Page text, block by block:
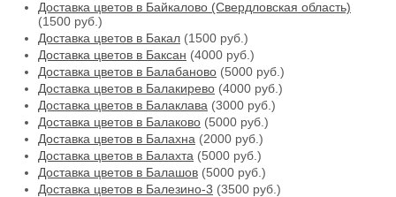
Доставка цветов в Байкалово (Свердловская область)
(1500 руб.)
Доставка цветов в Бакал (1500 руб.)
Доставка цветов в Баксан (4000 руб.)
Доставка цветов в Балабаново (5000 руб.)
Доставка цветов в Балакирево (4000 руб.)
Доставка цветов в Балаклава (3000 руб.)
Доставка цветов в Балаково (5000 руб.)
Доставка цветов в Балахна (2000 руб.)
Доставка цветов в Балахта (5000 руб.)
Доставка цветов в Балашов (5000 руб.)
Доставка цветов в Балезино-3 (3500 руб.)